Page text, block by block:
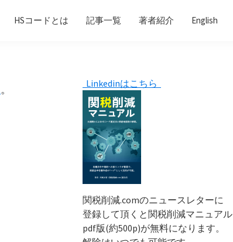
HSコードとは 記事一覧 著者紹介 English
。
Primary
Sidebar
Linkedinはこちら
関税削減.comのニュースレターに
登録して頂くと関税削減マニュアル
pdf版(約500p)が無料になります。